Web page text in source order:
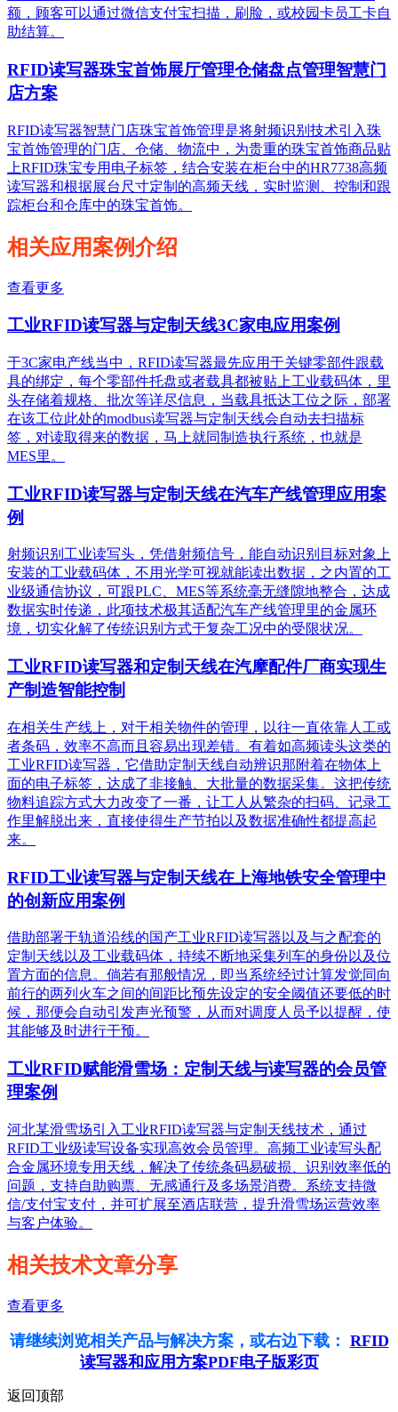
额，顾客可以通过微信支付宝扫描，刷脸，或校园卡员工卡自
助结算。
RFID读写器珠宝首饰展厅管理仓储盘点管理智慧门
店方案
RFID读写器智慧门店珠宝首饰管理是将射频识别技术引入珠
宝首饰管理的门店、仓储、物流中，为贵重的珠宝首饰商品贴
上RFID珠宝专用电子标签，结合安装在柜台中的HR7738高频
读写器和根据展台尺寸定制的高频天线，实时监测、控制和跟
踪柜台和仓库中的珠宝首饰。
相关应用案例介绍
查看更多
工业RFID读写器与定制天线3C家电应用案例
于3C家电产线当中，RFID读写器最先应用于关键零部件跟载
具的绑定，每个零部件托盘或者载具都被贴上工业载码体，里
头存储着规格、批次等详尽信息，当载具抵达工位之际，部署
在该工位此处的modbus读写器与定制天线会自动去扫描标
签，对读取得来的数据，马上就同制造执行系统，也就是
MES里。
工业RFID读写器与定制天线在汽车产线管理应用案
例
射频识别工业读写头，凭借射频信号，能自动识别目标对象上
安装的工业载码体，不用光学可视就能读出数据，之内置的工
业级通信协议，可跟PLC、MES等系统毫无缝隙地整合，达成
数据实时传递，此项技术极其适配汽车产线管理里的金属环
境，切实化解了传统识别方式于复杂工况中的受限状况。
工业RFID读写器和定制天线在汽摩配件厂商实现生
产制造智能控制
在相关生产线上，对于相关物件的管理，以往一直依靠人工或
者条码，效率不高而且容易出现差错。有着如高频读头这类的
工业RFID读写器，它借助定制天线自动辨识那附着在物体上
面的电子标签，达成了非接触、大批量的数据采集。这把传统
物料追踪方式大力改变了一番，让工人从繁杂的扫码、记录工
作里解脱出来，直接使得生产节拍以及数据准确性都提高起
来。
RFID工业读写器与定制天线在上海地铁安全管理中
的创新应用案例
借助部署于轨道沿线的国产工业RFID读写器以及与之配套的
定制天线以及工业载码体，持续不断地采集列车的身份以及位
置方面的信息。倘若有那般情况，即当系统经过计算发觉同向
前行的两列火车之间的间距比预先设定的安全阈值还要低的时
候，那便会自动引发声光预警，从而对调度人员予以提醒，使
其能够及时进行干预。
工业RFID赋能滑雪场：定制天线与读写器的会员管
理案例
河北某滑雪场引入工业RFID读写器与定制天线技术，通过
RFID工业级读写设备实现高效会员管理。高频工业读写头配
合金属环境专用天线，解决了传统条码易破损、识别效率低的
问题，支持自助购票、无感通行及多场景消费。系统支持微
信/支付宝支付，并可扩展至酒店联营，提升滑雪场运营效率
与客户体验。
相关技术文章分享
查看更多
请继续浏览相关产品与解决方案，或右边下载： RFID
读写器和应用方案PDF电子版彩页
返回顶部